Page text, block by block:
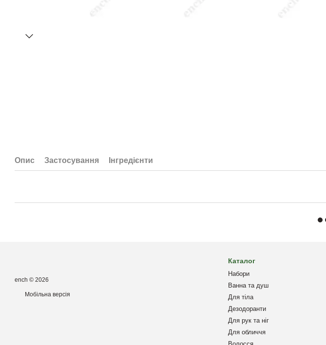
Опис Застосування Інгредієнти
ench © 2026
Мобільна версія
Каталог
Набори
Ванна та душ
Для тіла
Дезодоранти
Для рук та ніг
Для обличчя